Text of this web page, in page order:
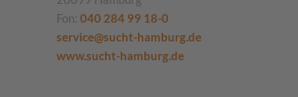
Fon: 040 284 99 18-0
service@sucht-hamburg.de
www.sucht-hamburg.de